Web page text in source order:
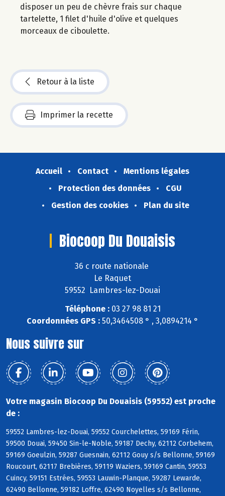
disposer un peu de chèvre frais sur chaque
tartelette, 1 filet d'huile d'olive et quelques
morceaux de ciboulette.
Retour à la liste
Imprimer la recette
Accueil Contact
Mentions légales
Protection des données
CGU
Gestion des cookies
Plan du site
Biocoop Du Douaisis
36 c route nationale
Le Raquet
59552 Lambres-lez-Douai
Téléphone :03 27 98 81 21
Coordonnées GPS : 50,3464508 ° , 3,0894214 °
Nous suivre sur
Votre magasin Biocoop Du Douaisis (59552) est proche
de :
59552 Lambres-lez-Douai, 59552 Courchelettes, 59169 Férin,
59500 Douai, 59450 Sin-le-Noble, 59187 Dechy, 62112 Corbehem,
59169 Goeulzin, 59287 Guesnain, 62112 Gouy s/s Bellonne, 59169
Roucourt, 62117 Brebières, 59119 Waziers, 59169 Cantin, 59553
Cuincy, 59151 Estrées, 59553 Lauwin-Planque, 59287 Lewarde,
62490 Bellonne, 59182 Loffre, 62490 Noyelles s/s Bellonne,